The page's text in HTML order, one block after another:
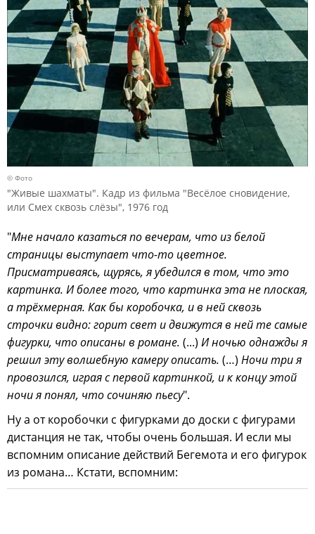
© Фото
"Живые шахматы". Кадр из фильма "Весёлое сновидение,
или Смех сквозь слёзы", 1976 год
"Мне начало казаться по вечерам, что из белой
страницы выступает что-то цветное.
Присматриваясь, щурясь, я убедился в том, что это
картинка. И более того, что картинка эта не плоская,
а трёхмерная. Как бы коробочка, и в ней сквозь
строчки видно: горит свет и движутся в ней те самые
фигурки, что описаны в романе. (...) И ночью однажды я
решил эту волшебную камеру описать. (…) Ночи три я
провозился, играя с первой картинкой, и к концу этой
ночи я понял, что сочиняю пьесу".
Ну а от коробочки с фигурками до доски с фигурами
дистанция не так, чтобы очень большая. И если мы
вспомним описание действий Бегемота и его фигурок
из романа… Кстати, вспомним: